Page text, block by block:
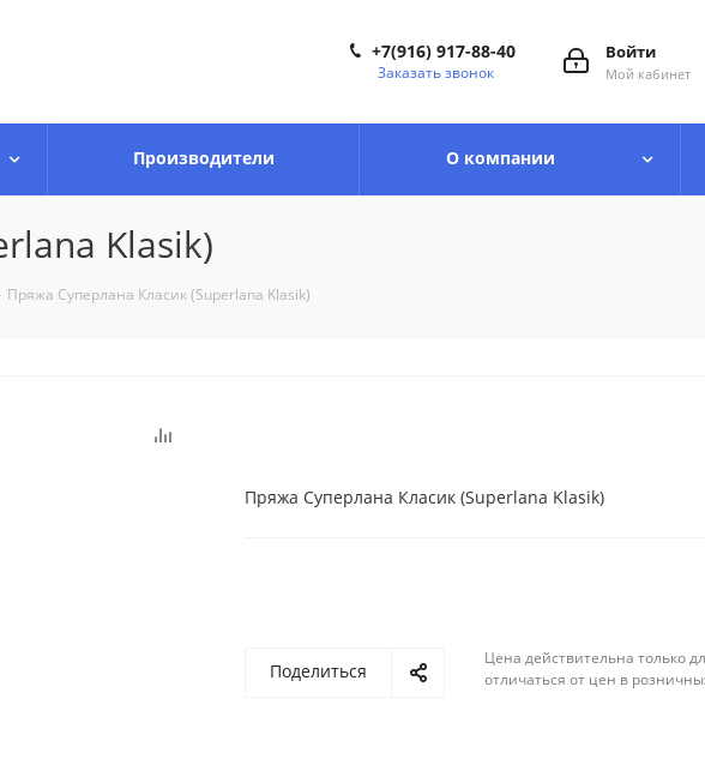
Войти
Мой кабинет
+7(916) 917-88-40
Заказать звонок
Производители О компании
Klasik)
Пряжа Суперлана Класик (Superlana Klasik)
Пряжа Суперлана Класик (Superlana Klasik)
Поделиться
Цена действительна только
отличаться от цен в